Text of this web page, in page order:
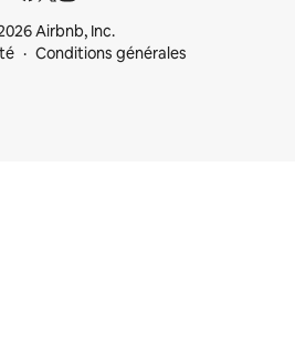
Airbnb, Inc.
Conditions générales